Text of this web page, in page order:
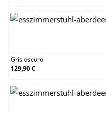
Gris oscuro
129,90 €